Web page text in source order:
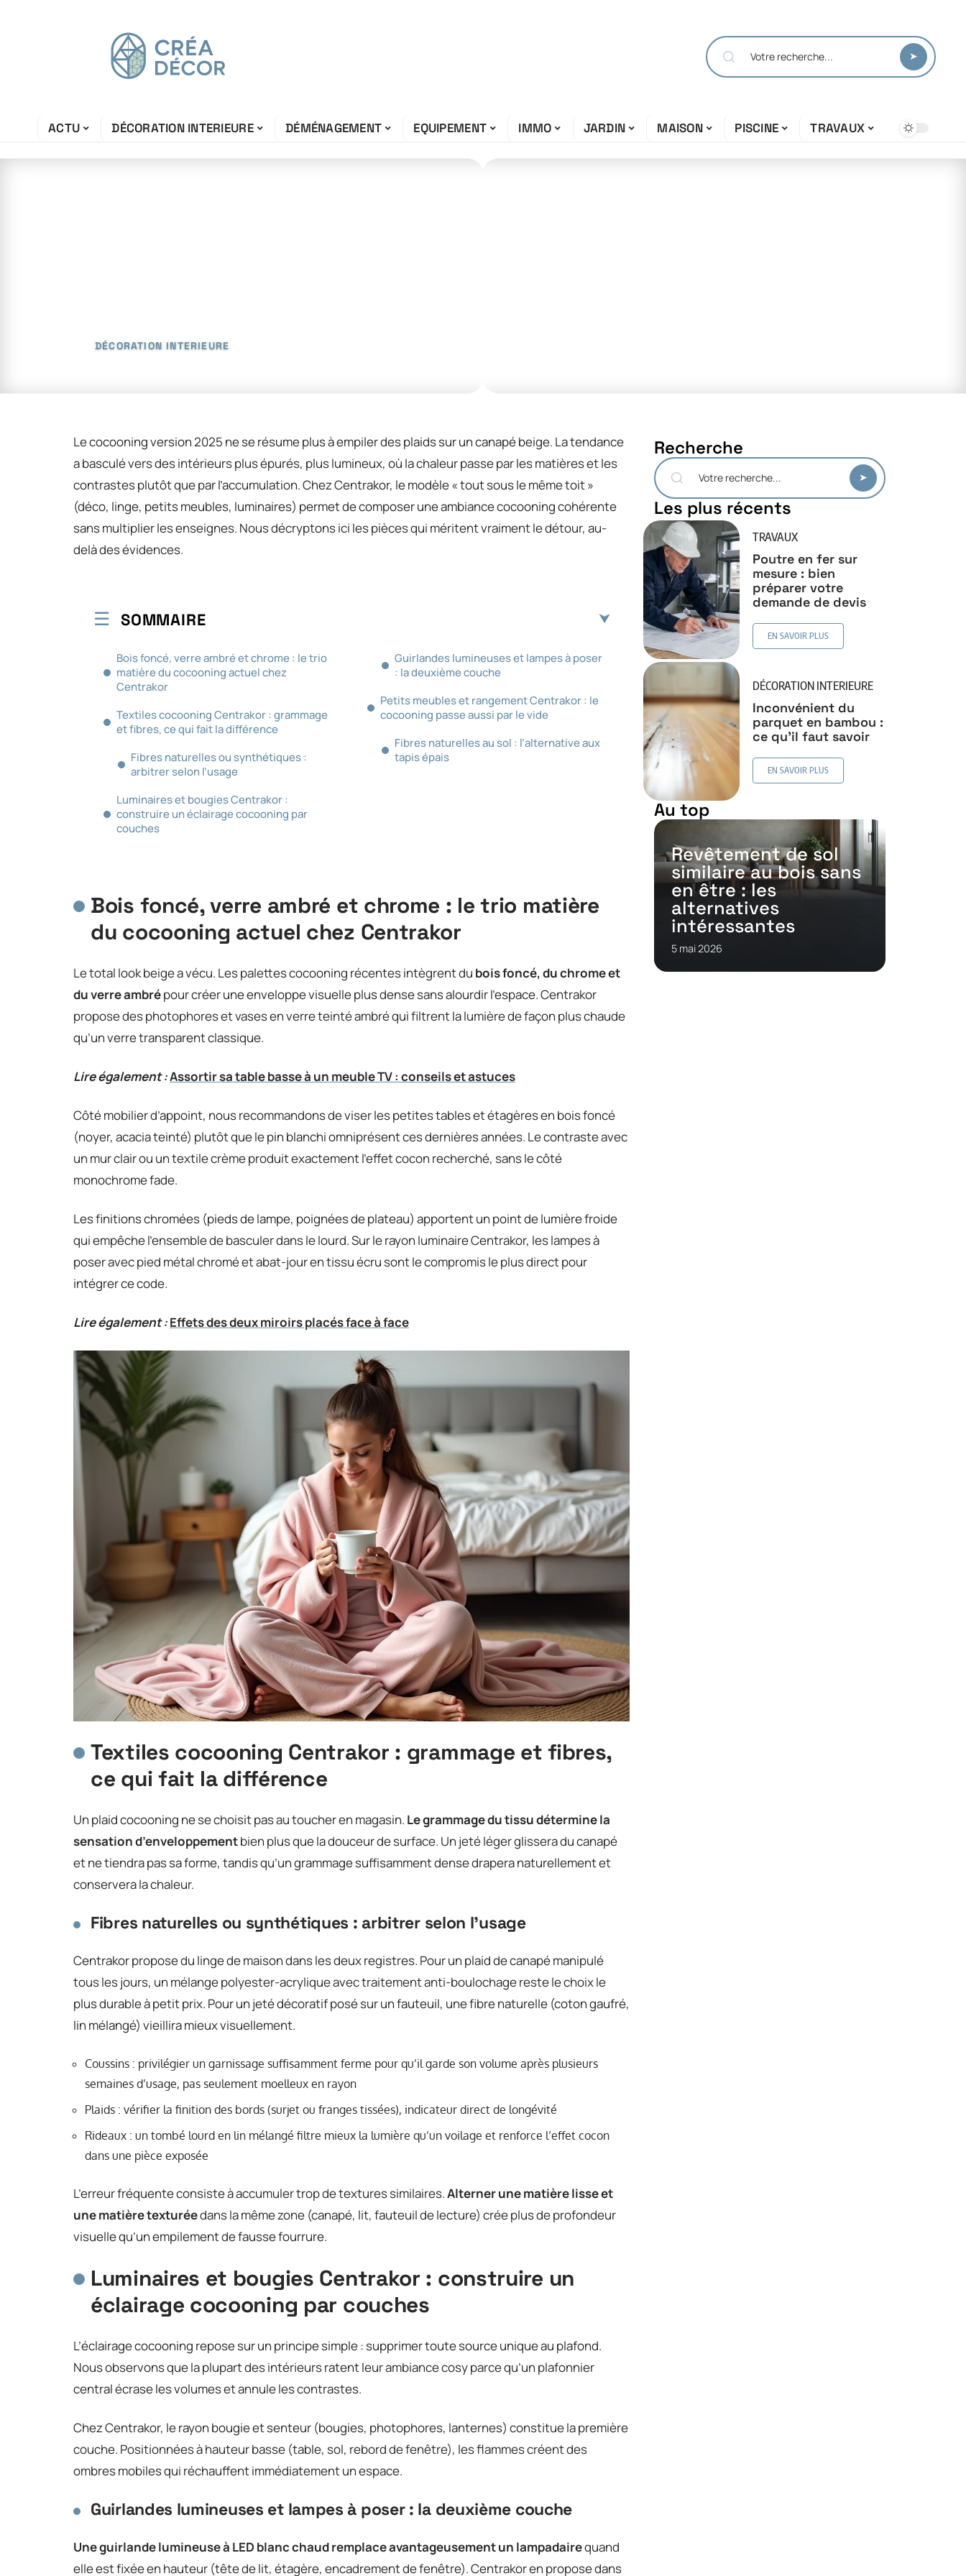
ACTU DÉCORATION INTERIEURE DÉMÉNAGEMENT EQUIPEMENT IMMO JARDIN MAISON PISCINE TRAVAUX
DÉCORATION INTERIEURE
Le cocooning version 2025 ne se résume plus à empiler des plaids sur un canapé beige. La tendance
a basculé vers des intérieurs plus épurés, plus lumineux, où la chaleur passe par les matières et les
contrastes plutôt que par l’accumulation. Chez Centrakor, le modèle « tout sous le même toit »
(déco, linge, petits meubles, luminaires) permet de composer une ambiance cocooning cohérente
sans multiplier les enseignes. Nous décryptons ici les pièces qui méritent vraiment le détour, au-
delà des évidences.
SOMMAIRE
Bois foncé, verre ambré et chrome : le trio
matière du cocooning actuel chez
Centrakor
Textiles cocooning Centrakor : grammage
et fibres, ce qui fait la différence
Fibres naturelles ou synthétiques :
arbitrer selon l’usage
Luminaires et bougies Centrakor :
construire un éclairage cocooning par
couches
Guirlandes lumineuses et lampes à poser
: la deuxième couche
Petits meubles et rangement Centrakor : le
cocooning passe aussi par le vide
Fibres naturelles au sol : l’alternative aux
tapis épais
Bois foncé, verre ambré et chrome : le trio matière
du cocooning actuel chez Centrakor
Le total look beige a vécu. Les palettes cocooning récentes intègrent du bois foncé, du chrome et
du verre ambrépour créer une enveloppe visuelle plus dense sans alourdir l’espace. Centrakor
propose des photophores et vases en verre teinté ambré qui filtrent la lumière de façon plus chaude
qu’un verre transparent classique.
Lire également :Assortir sa table basse à un meuble TV : conseils et astuces
Côté mobilier d’appoint, nous recommandons de viser les petites tables et étagères en bois foncé
(noyer, acacia teinté) plutôt que le pin blanchi omniprésent ces dernières années. Le contraste avec
un mur clair ou un textile crème produit exactement l’effet cocon recherché, sans le côté
monochrome fade.
Les finitions chromées (pieds de lampe, poignées de plateau) apportent un point de lumière froide
qui empêche l’ensemble de basculer dans le lourd. Sur le rayon luminaire Centrakor, les lampes à
poser avec pied métal chromé et abat-jour en tissu écru sont le compromis le plus direct pour
intégrer ce code.
Lire également :Effets des deux miroirs placés face à face
Textiles cocooning Centrakor : grammage et fibres,
ce qui fait la différence
Un plaid cocooning ne se choisit pas au toucher en magasin. Le grammage du tissu détermine la
sensation d’enveloppementbien plus que la douceur de surface. Un jeté léger glissera du canapé
et ne tiendra pas sa forme, tandis qu’un grammage suffisamment dense drapera naturellement et
conservera la chaleur.
Fibres naturelles ou synthétiques : arbitrer selon l’usage
Centrakor propose du linge de maison dans les deux registres. Pour un plaid de canapé manipulé
tous les jours, un mélange polyester-acrylique avec traitement anti-boulochage reste le choix le
plus durable à petit prix. Pour un jeté décoratif posé sur un fauteuil, une fibre naturelle (coton gaufré,
lin mélangé) vieillira mieux visuellement.
Coussins : privilégier un garnissage suffisamment ferme pour qu’il garde son volume après plusieurs
semaines d’usage, pas seulement moelleux en rayon
Plaids : vérifier la finition des bords (surjet ou franges tissées), indicateur direct de longévité
Rideaux : un tombé lourd en lin mélangé filtre mieux la lumière qu’un voilage et renforce l’effet cocon
dans une pièce exposée
L’erreur fréquente consiste à accumuler trop de textures similaires.Alterner une matière lisse et
une matière texturéedans la même zone (canapé, lit, fauteuil de lecture) crée plus de profondeur
visuelle qu’un empilement de fausse fourrure.
Luminaires et bougies Centrakor : construire un
éclairage cocooning par couches
L’éclairage cocooning repose sur un principe simple : supprimer toute source unique au plafond.
Nous observons que la plupart des intérieurs ratent leur ambiance cosy parce qu’un plafonnier
central écrase les volumes et annule les contrastes.
Chez Centrakor, le rayon bougie et senteur (bougies, photophores, lanternes) constitue la première
couche. Positionnées à hauteur basse (table, sol, rebord de fenêtre), les flammes créent des
ombres mobiles qui réchauffent immédiatement un espace.
Guirlandes lumineuses et lampes à poser : la deuxième couche
Une guirlande lumineuse à LED blanc chaud remplace avantageusement un lampadairequand
elle est fixée en hauteur (tête de lit, étagère, encadrement de fenêtre). Centrakor en propose dans
Recherche
Les plus récents
TRAVAUX
Poutre en fer sur
mesure : bien
préparer votre
demande de devis
EN SAVOIR PLUS
DÉCORATION INTERIEURE
Inconvénient du
parquet en bambou :
ce qu’il faut savoir
EN SAVOIR PLUS
Au top
Revêtement de sol
similaire au bois sans
en être : les
alternatives
intéressantes
5 mai 2026